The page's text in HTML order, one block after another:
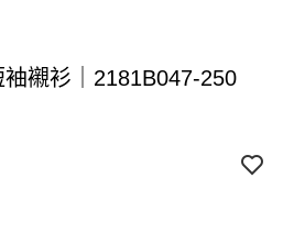
襯衫｜2181B047-250